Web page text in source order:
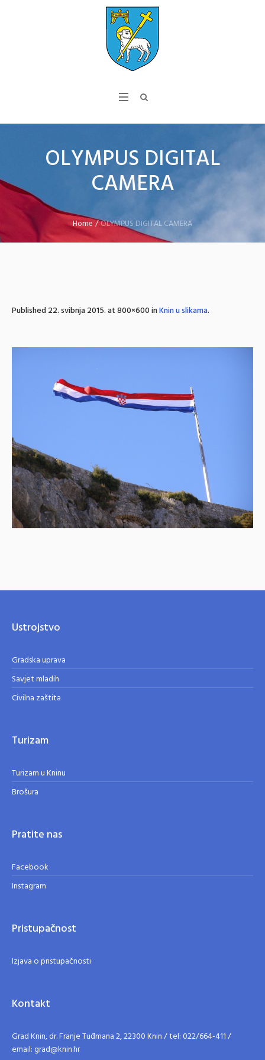
OLYMPUS DIGITAL
CAMERA
Home /OLYMPUS DIGITAL CAMERA
Published22. svibnja 2015.at 800×600 inKnin u slikama.
Ustrojstvo
Gradska uprava
Savjet mladih
Civilna zaštita
Turizam
Turizam u Kninu
Brošura
Pratite nas
Facebook
Instagram
Pristupačnost
Izjava o pristupačnosti
Kontakt
Grad Knin, dr. Franje Tuđmana 2, 22300 Knin / tel: 022/664-411 /
email: grad@knin.hr